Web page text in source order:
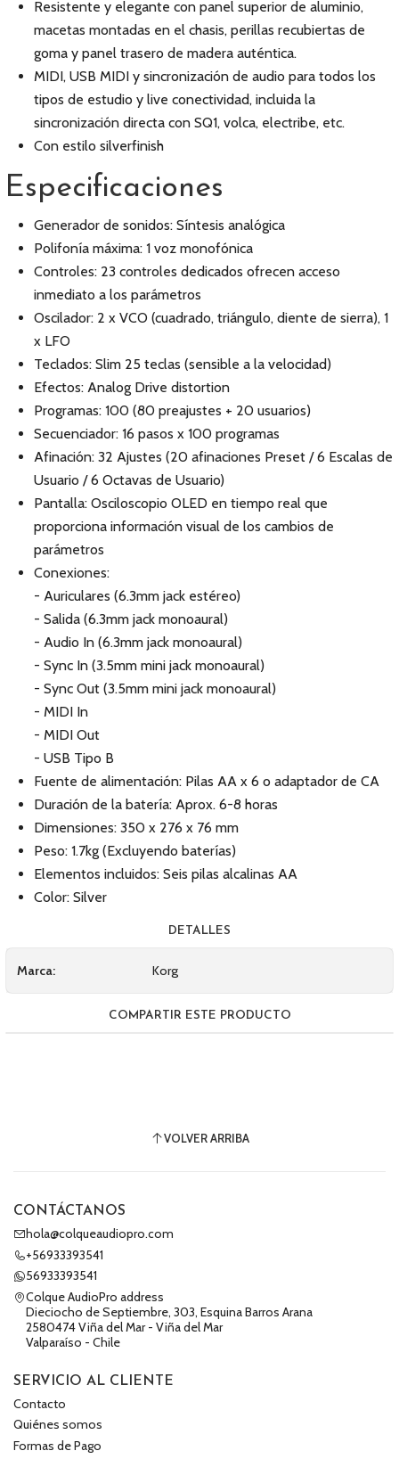
Resistente y elegante con panel superior de aluminio,
macetas montadas en el chasis, perillas recubiertas de
goma y panel trasero de madera auténtica.
MIDI, USB MIDI y sincronización de audio para todos los
tipos de estudio y live conectividad, incluida la
sincronización directa con SQ1, volca, electribe, etc.
Con estilo silverfinish
Especificaciones
Generador de sonidos: Síntesis analógica
Polifonía máxima: 1 voz monofónica
Controles: 23 controles dedicados ofrecen acceso
inmediato a los parámetros
Oscilador: 2 x VCO (cuadrado, triángulo, diente de sierra), 1
x LFO
Teclados: Slim 25 teclas (sensible a la velocidad)
Efectos: Analog Drive distortion
Programas: 100 (80 preajustes + 20 usuarios)
Secuenciador: 16 pasos x 100 programas
Afinación: 32 Ajustes (20 afinaciones Preset / 6 Escalas de
Usuario / 6 Octavas de Usuario)
Pantalla: Osciloscopio OLED en tiempo real que
proporciona información visual de los cambios de
parámetros
Conexiones:
- Auriculares (6.3mm jack estéreo)
- Salida (6.3mm jack monoaural)
- Audio In (6.3mm jack monoaural)
- Sync In (3.5mm mini jack monoaural)
- Sync Out (3.5mm mini jack monoaural)
- MIDI In
- MIDI Out
- USB Tipo B
Fuente de alimentación: Pilas AA x 6 o adaptador de CA
Duración de la batería: Aprox. 6-8 horas
Dimensiones: 350 x 276 x 76 mm
Peso: 1.7kg (Excluyendo baterías)
Elementos incluidos: Seis pilas alcalinas AA
Color: Silver
DETALLES
Marca: Korg
COMPARTIR ESTE PRODUCTO
VOLVER ARRIBA
CONTÁCTANOS
hola@colqueaudiopro.com
+56933393541
56933393541
Colque AudioPro address
Dieciocho de Septiembre, 303, Esquina Barros Arana
2580474 Viña del Mar - Viña del Mar
Valparaíso - Chile
SERVICIO AL CLIENTE
Contacto
Quiénes somos
Formas de Pago